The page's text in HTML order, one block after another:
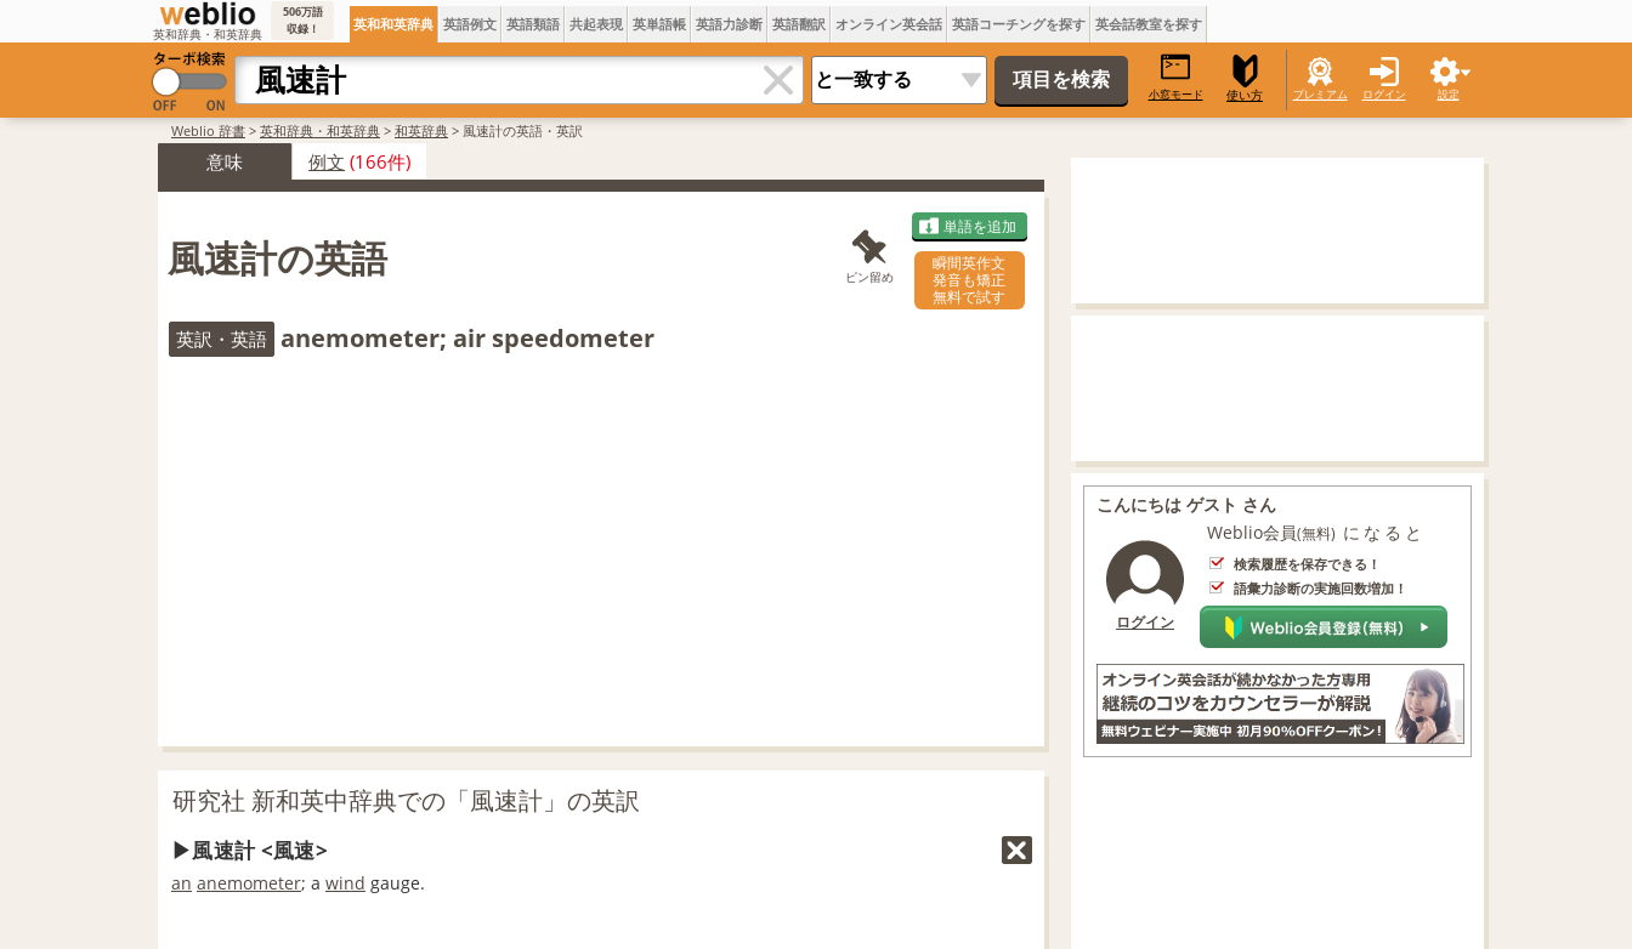
英和辞典・和英辞典
506万語
収録！
英和和英辞典 英語例文 英語類語 共起表現 英単語帳 英語力診断 英語翻訳 オンライン英会話 英語コーチングを探す 英会話教室を探す
小窓モード 使い方 プレミアム ログイン 設定
Weblio 辞書 > 英和辞典・和英辞典 > 和英辞典 > 風速計の英語・英訳
意味 例文 (166件)
風速計の英語 ピン留め
単語を追加
瞬間英作文
発音も矯正
無料で試す
英訳・英語 anemometer; air speedometer
研究社 新和英中辞典での「風速計」の英訳
風速計 <風速>
an anemometer; a wind gauge.
こんにちは ゲスト さん
ログイン
Weblio会員(無料) になると
検索履歴を保存できる！
語彙力診断の実施回数増加！